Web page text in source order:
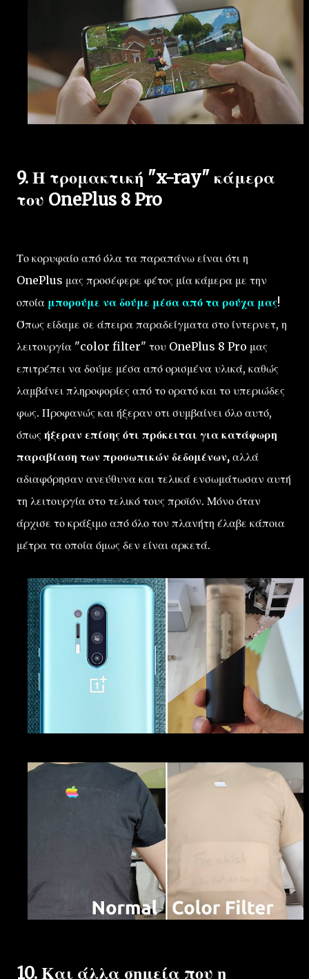
9. Η τρομακτική "x-ray" κάμερα
του OnePlus 8 Pro
Το κορυφαίο από όλα τα παραπάνω είναι ότι η
OnePlus μας προσέφερε φέτος μία κάμερα με την
οποία μπορούμε να δούμε μέσα από τα ρούχα μας!
Όπως είδαμε σε άπειρα παραδείγματα στο ίντερνετ, η
λειτουργία "color filter" του OnePlus 8 Pro μας
επιτρέπει να δούμε μέσα από ορισμένα υλικά, καθώς
λαμβάνει πληροφορίες από το ορατό και το υπεριώδες
φως. Προφανώς και ήξεραν οτι συμβαίνει όλο αυτό,
όπως ήξεραν επίσης ότι πρόκειται για κατάφωρη
παραβίαση των προσωπικών δεδομένων, αλλά
αδιαφόρησαν ανεύθυνα και τελικά ενσωμάτωσαν αυτή
τη λειτουργία στο τελικό τους προϊόν. Μόνο όταν
άρχισε το κράξιμο από όλο τον πλανήτη έλαβε κάποια
μέτρα τα οποία όμως δεν είναι αρκετά.
10. Και άλλα σημεία που η